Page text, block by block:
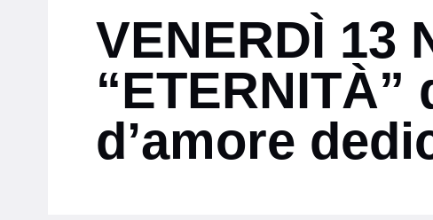
VENERDÌ 13
d’amore